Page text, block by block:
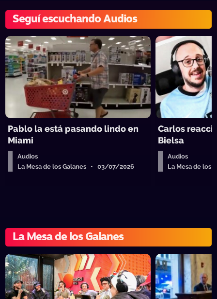
Seguí escuchando Audios
Pablo la está pasando lindo en
Miami
Audios
La Mesa de los Galanes • 03/07/2026
Carlos
Bielsa
Audios
La Mesa de los
La Mesa de los Galanes